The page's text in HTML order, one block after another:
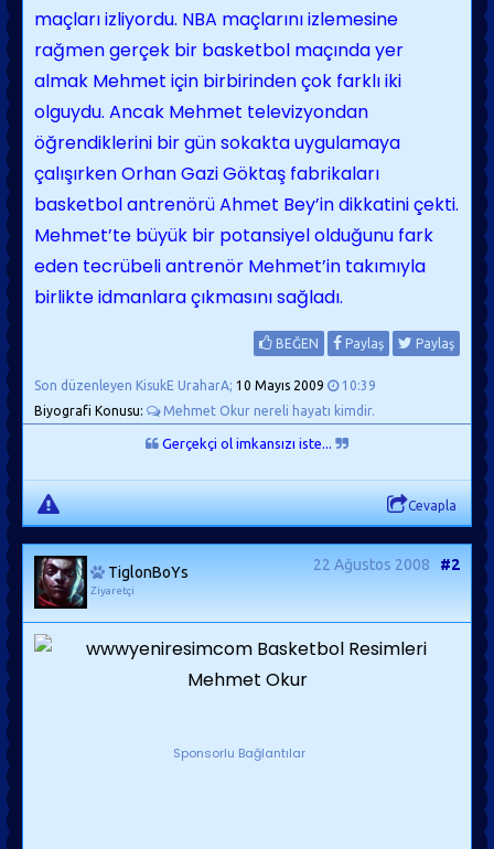
maçları izliyordu. NBA maçlarını izlemesine
rağmen gerçek bir basketbol maçında yer
almak Mehmet için birbirinden çok farklı iki
olguydu. Ancak Mehmet televizyondan
öğrendiklerini bir gün sokakta uygulamaya
çalışırken Orhan Gazi Göktaş fabrikaları
basketbol antrenörü Ahmet Bey’in dikkatini çekti.
Mehmet’te büyük bir potansiyel olduğunu fark
eden tecrübeli antrenör Mehmet’in takımıyla
birlikte idmanlara çıkmasını sağladı.
BEĞEN Paylaş Paylaş
Son düzenleyen KisukE UraharA; 10 Mayıs 2009
10:39
Biyografi Konusu:
Mehmet Okur nereli hayatı kimdir.
Gerçekçi ol imkansızı iste...
Cevapla
TiglonBoYs
Ziyaretçi
22 Ağustos 2008 #2
Sponsorlu Bağlantılar